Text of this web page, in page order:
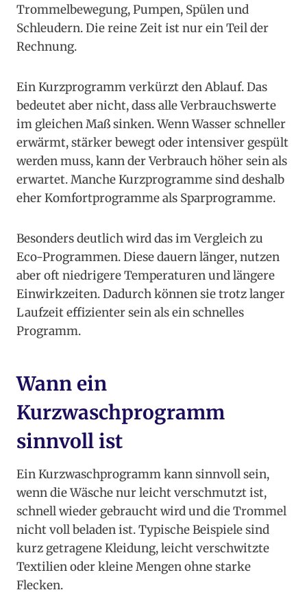
Trommelbewegung, Pumpen, Spülen und
Schleudern. Die reine Zeit ist nur ein Teil der
Rechnung.
Ein Kurzprogramm verkürzt den Ablauf. Das
bedeutet aber nicht, dass alle Verbrauchswerte
im gleichen Maß sinken. Wenn Wasser schneller
erwärmt, stärker bewegt oder intensiver gespült
werden muss, kann der Verbrauch höher sein als
erwartet. Manche Kurzprogramme sind deshalb
eher Komfortprogramme als Sparprogramme.
Besonders deutlich wird das im Vergleich zu
Eco-Programmen. Diese dauern länger, nutzen
aber oft niedrigere Temperaturen und längere
Einwirkzeiten. Dadurch können sie trotz langer
Laufzeit effizienter sein als ein schnelles
Programm.
Wann ein
Kurzwaschprogramm
sinnvoll ist
Ein Kurzwaschprogramm kann sinnvoll sein,
wenn die Wäsche nur leicht verschmutzt ist,
schnell wieder gebraucht wird und die Trommel
nicht voll beladen ist. Typische Beispiele sind
kurz getragene Kleidung, leicht verschwitzte
Textilien oder kleine Mengen ohne starke
Flecken.